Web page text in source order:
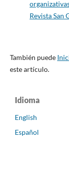
Revista San
También puede
este artículo.
Idioma
English
Español